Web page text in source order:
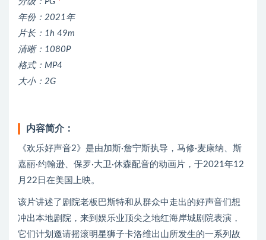
年份：2021年
片长：1h 49m
清晰：1080P
格式：MP4
大小：2G
内容简介：
《欢乐好声音2》是由加斯·詹宁斯执导，马修·麦康纳、斯
嘉丽·约翰逊、保罗·大卫·休森配音的动画片，于2021年12
月22日在美国上映。
该片讲述了剧院老板巴斯特和从群众中走出的好声音们想
冲出本地剧院，来到娱乐业顶尖之地红海岸城剧院表演，
它们计划邀请摇滚明星狮子卡洛维出山所发生的一系列故